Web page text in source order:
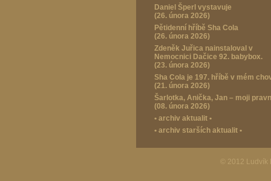
Daniel Šperl vystavuje
(26. února 2026)
Pětidenní hříbě Sha Cola
(26. února 2026)
Zdeněk Juřica nainstaloval v
Nemocnici Dačice 92. babybox.
(23. února 2026)
Sha Cola je 197. hříbě v mém
(21. února 2026)
Šarlotka, Anička, Jan – moji
(08. února 2026)
• archiv aktualit •
• archiv starších aktualit •
© 2012